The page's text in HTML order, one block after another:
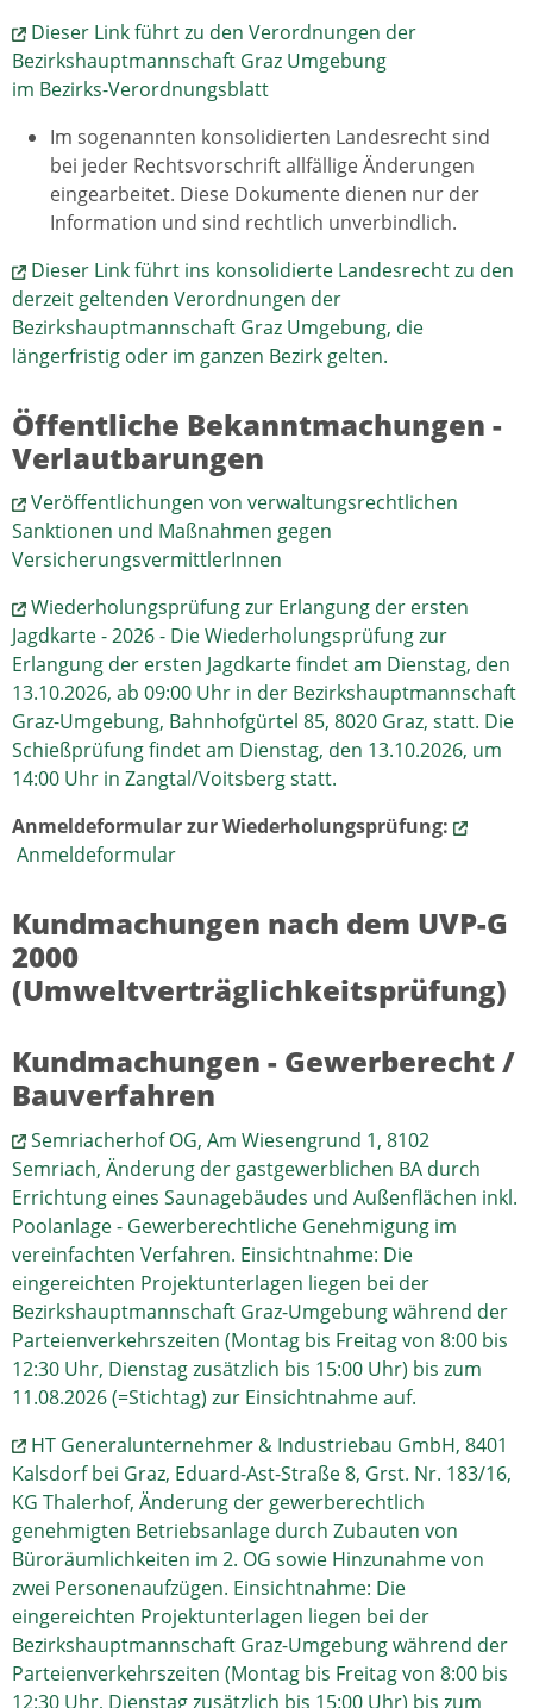
Dieser Link führt zu den Verordnungen der
Bezirkshauptmannschaft Graz Umgebung
im Bezirks-Verordnungsblatt
Im sogenannten konsolidierten Landesrecht sind
bei jeder Rechtsvorschrift allfällige Änderungen
eingearbeitet. Diese Dokumente dienen nur der
Information und sind rechtlich unverbindlich.
Dieser Link führt ins konsolidierte Landesrecht zu den
derzeit geltenden Verordnungen der
Bezirkshauptmannschaft Graz Umgebung, die
längerfristig oder im ganzen Bezirk gelten.
Öffentliche Bekanntmachungen -
Verlautbarungen
Veröffentlichungen von verwaltungsrechtlichen
Sanktionen und Maßnahmen gegen
VersicherungsvermittlerInnen
Wiederholungsprüfung zur Erlangung der ersten
Jagdkarte - 2026 - Die Wiederholungsprüfung zur
Erlangung der ersten Jagdkarte findet am Dienstag, den
13.10.2026, ab 09:00 Uhr in der Bezirkshauptmannschaft
Graz-Umgebung, Bahnhofgürtel 85, 8020 Graz, statt. Die
Schießprüfung findet am Dienstag, den 13.10.2026, um
14:00 Uhr in Zangtal/Voitsberg statt.
Anmeldeformular zur Wiederholungsprüfung:
Anmeldeformular
Kundmachungen nach dem UVP-G
2000
(Umweltverträglichkeitsprüfung)
Kundmachungen - Gewerberecht /
Bauverfahren
Semriacherhof OG, Am Wiesengrund 1, 8102
Semriach, Änderung der gastgewerblichen BA durch
Errichtung eines Saunagebäudes und Außenflächen inkl.
Poolanlage - Gewerberechtliche Genehmigung im
vereinfachten Verfahren. Einsichtnahme: Die
eingereichten Projektunterlagen liegen bei der
Bezirkshauptmannschaft Graz-Umgebung während der
Parteienverkehrszeiten (Montag bis Freitag von 8:00 bis
12:30 Uhr, Dienstag zusätzlich bis 15:00 Uhr) bis zum
11.08.2026 (=Stichtag) zur Einsichtnahme auf.
HT Generalunternehmer & Industriebau GmbH, 8401
Kalsdorf bei Graz, Eduard-Ast-Straße 8, Grst. Nr. 183/16,
KG Thalerhof, Änderung der gewerberechtlich
genehmigten Betriebsanlage durch Zubauten von
Büroräumlichkeiten im 2. OG sowie Hinzunahme von
zwei Personenaufzügen. Einsichtnahme: Die
eingereichten Projektunterlagen liegen bei der
Bezirkshauptmannschaft Graz-Umgebung während der
Parteienverkehrszeiten (Montag bis Freitag von 8:00 bis
12:30 Uhr, Dienstag zusätzlich bis 15:00 Uhr) bis zum